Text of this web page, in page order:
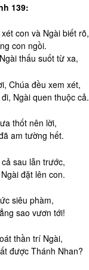
139:
con và Ngài biết rõ,
con ngồi.
thấu suốt từ xa,
Chúa đều xem xét,
Ngài quen thuộc cả.
thốt nên lời,
am tường hết.
sau lẫn trước,
đặt lên con.
siêu phàm,
sao vươn tới!
thần trí Ngài,
được Thánh Nhan?